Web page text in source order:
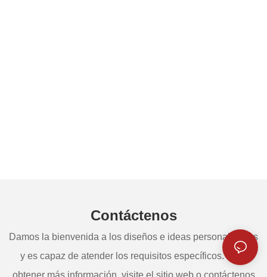
Contáctenos
Damos la bienvenida a los diseños e ideas personalizados
y es capaz de atender los requisitos específicos. Para
obtener más información, visite el sitio web o contáctenos